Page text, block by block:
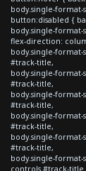
body.single-
button:disabled {
body.single-
flex-direction:
body.single-
#track-title,
body.single-
#track-title,
body.single-
#track-title,
body.single-format-
#track-title,
body.single-
#track-title,
body.single-
controls #track-title